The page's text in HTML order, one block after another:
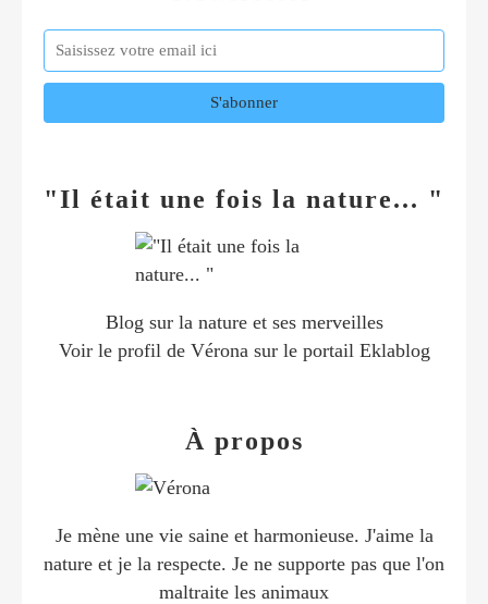
"Il était une fois la nature... "
Blog sur la nature et ses merveilles
Voir le profil de Vérona sur le portail Eklablog
À propos
Je mène une vie saine et harmonieuse. J'aime la
nature et je la respecte. Je ne supporte pas que l'on
maltraite les animaux